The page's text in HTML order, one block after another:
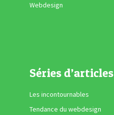
Webdesign
Séries d’articles
Les incontournables
Tendance du webdesign